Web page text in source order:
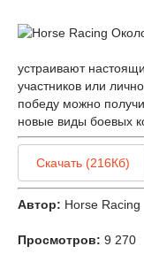
устраивают
участников или
победу можно
новые виды боевых
Скачать (216Кб)
Автор: Horse Racing
Просмотров: 9 270